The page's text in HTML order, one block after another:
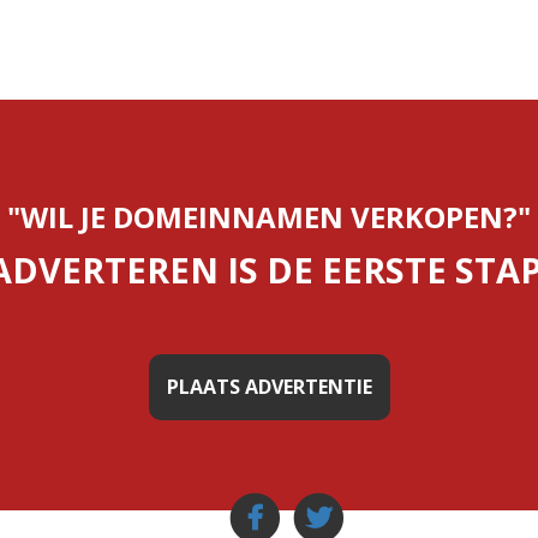
"WIL JE DOMEINNAMEN VERKOPEN?"
IS DE EERSTE
PLAATS ADVERTENTIE